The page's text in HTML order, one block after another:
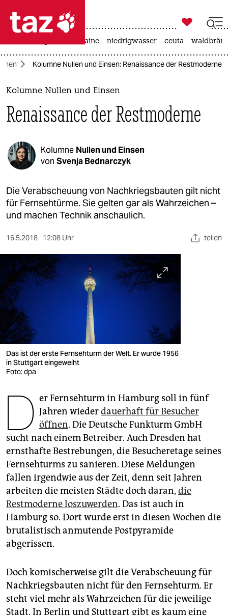
 taz zahl ich
taz zahl ich
themen
politik
öko
gesellschaft
kultur
sport
nord
wahrheit
verlag
verlag
veranstaltungen
shop
fragen & hilfe
unterstützen
genossenschaft
epaper login

taz zahl ich
krieg in der ukraine niedrigwasser ceuta
Kolumne Nullen und Einsen: Renaissance der Restmoderne
Kolumne Nullen und Einsen
Renaissance der Restmoderne
Kolumne Nullen und Einsen
von Svenja Bednarczyk
Die Verabscheuung von Nachkriegsbauten gilt nicht
für Fernsehtürme. Sie gelten gar als Wahrzeichen –
und machen Technik anschaulich.
16.5.2018 12:08 Uhr teilen
Das ist der erste Fernsehturm der Welt. Er wurde 1956
in Stuttgart eingeweiht
Foto: dpa
D er Fernsehturm in Hamburg soll in fünf
Jahren wiederdauerhaft für Besucher
öffnen. Die Deutsche Funkturm GmbH
sucht nach einem Betreiber. Auch Dresden hat
ernsthafte Bestrebungen, die Besucheretage seines
Fernsehturms zu sanieren. Diese Meldungen
fallen irgendwie aus der Zeit, denn seit Jahren
arbeiten die meisten Städte doch daran, die
Restmoderne loszuwerden. Das ist auch in
Hamburg so. Dort wurde erst in diesen Wochen die
brutalistisch anmutende Postpyramide
abgerissen.
Doch komischerweise gilt die Verabscheuung für
Nachkriegsbauten nicht für den Fernsehturm. Er
steht viel mehr als Wahrzeichen für die jeweilige
Stadt. In Berlin und Stuttgart gibt es kaum eine